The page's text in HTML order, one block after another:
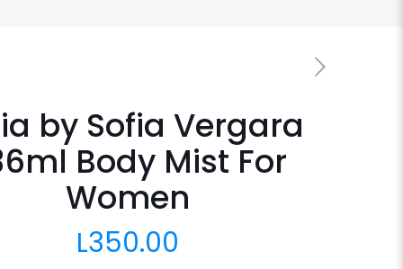
by Sofia Vergara
Body Mist For
Women
L350.00